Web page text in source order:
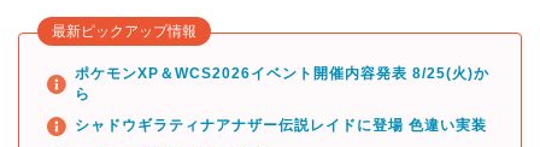
最新ピックアップ情報
ポケモンXP＆WCS2026イベント開催内容発表 8/25(火)か
ら
シャドウギラティナアナザー伝説レイドに登場 色違い実装